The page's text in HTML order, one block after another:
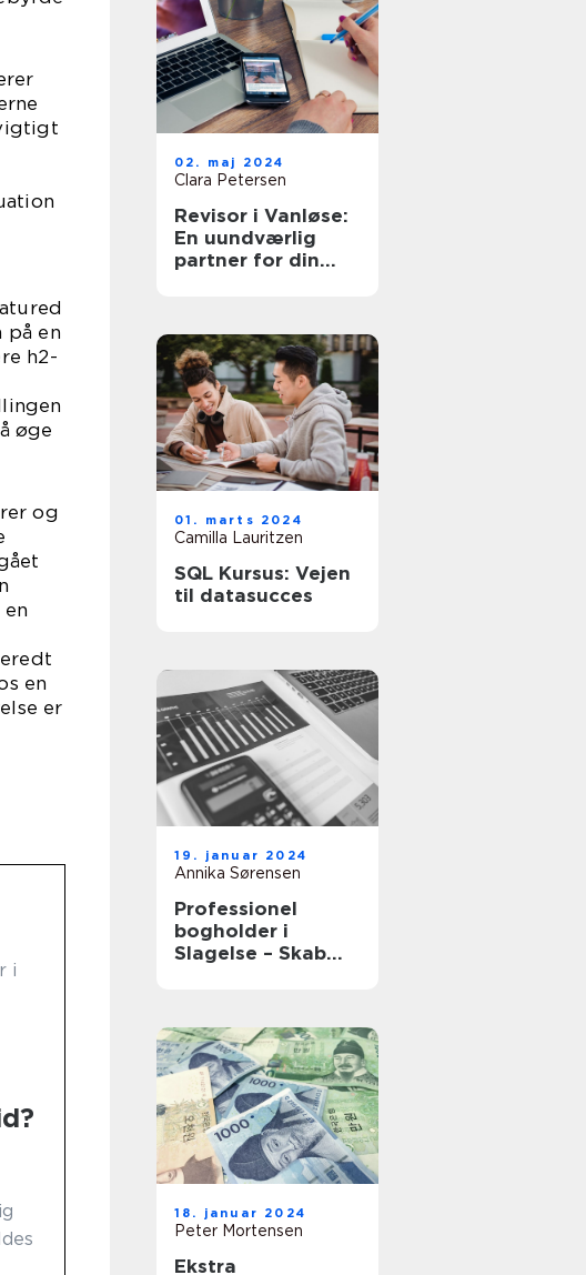
en
h2-
øge
og
en
er
i
02. maj 2024
Clara Petersen
Revisor i Vanløse:
En uundværlig
partner for din
01. marts 2024
Camilla Lauritzen
SQL Kursus: Vejen
til datasucces
19. januar 2024
Annika Sørensen
Professionel
bogholder i
Slagelse – Skab
18. januar 2024
Peter Mortensen
Ekstra